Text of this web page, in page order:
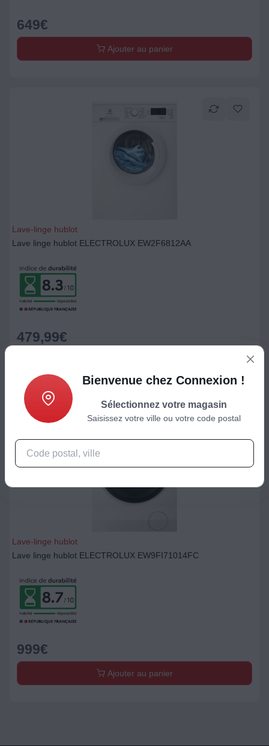
649€
Ajouter au panier
Lave-linge hublot
Lave linge hublot ELECTROLUX EW2F6812AA
479,99€
Lave-linge hublot
Lave linge hublot ELECTROLUX EW9FI71014FC
999€
Ajouter au panier
Bienvenue chez Connexion !
Sélectionnez votre magasin
Saisissez votre ville ou votre code postal